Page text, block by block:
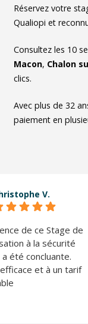
Réservez votre
Qualiopi et
Consultez les 10
Macon, Chalon
clics.
Avec plus de 32
paiement en
V.
de ce Stage de
à la sécurité
été concluante.
et à un tarif